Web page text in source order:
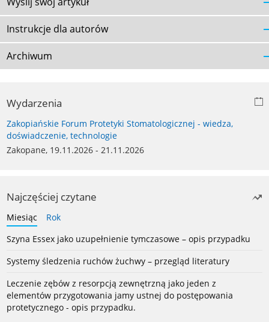
Instrukcje dla autorów
Archiwum
Wydarzenia
Zakopiańskie Forum Protetyki Stomatologicznej - wiedza,
doświadczenie, technologie
Zakopane, 19.11.2026 - 21.11.2026
Najczęściej czytane
Miesiąc
Rok
Szyna Essex jako uzupełnienie tymczasowe – opis przypadku
Systemy śledzenia ruchów żuchwy – przegląd literatury
Leczenie zębów z resorpcją zewnętrzną jako jeden z
elementów przygotowania jamy ustnej do postępowania
protetycznego - opis przypadku.